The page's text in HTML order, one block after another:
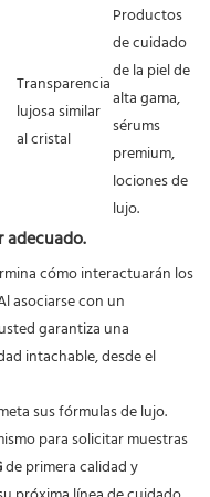
Transparencia
lujosa similar
al cristal
Productos
de cuidado
de la piel de
alta gama,
sérums
premium,
lociones de
lujo.
adecuado.
cómo interactuarán los
asociarse con un
garantiza una
intachable, desde el
sus fórmulas de lujo.
para solicitar muestras
de primera calidad y